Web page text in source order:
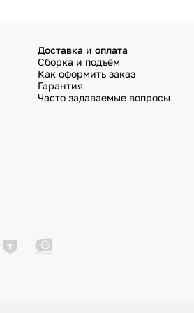
Доставка и оплата
Сборка и подъём
Как оформить заказ
Гарантия
Часто задаваемые вопросы